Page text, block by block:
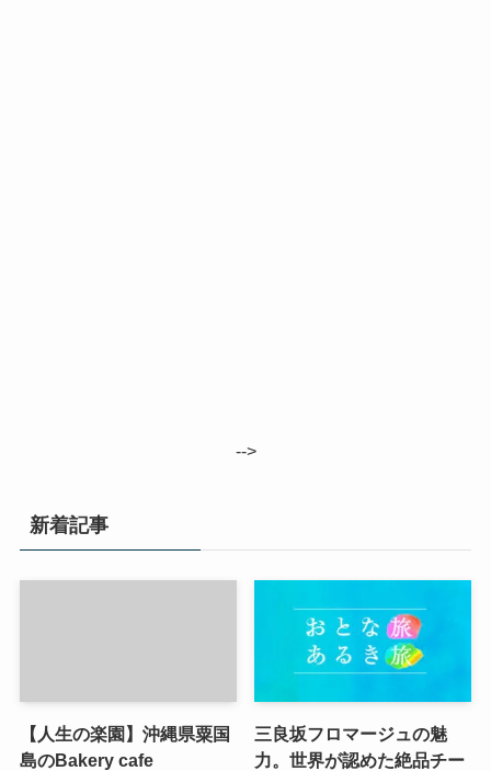
-->
新着記事
【人生の楽園】沖縄県粟国
島のBakery cafe
三良坂フロマージュの魅
力。世界が認めた絶品チー